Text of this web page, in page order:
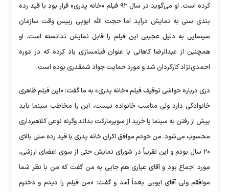
کرده است. او می‌گوید در سال ۹۲ فیلم «خانه پدری» قرار بود با قید رده
بندی سنی به نمایش درآید اما حجت الله ایوبی رییس وقت سازمان
سینمایی به دلیل عجیبی این فیلم را قابل نمایش ندانسته است. او
همچنین از عبدالرضا کاهانی با عنوان فیلمسازی یاد کرده که در دوره
احمدی‌نژاد کارگردان شد و مورد حمایت جواد شمقدری بوده است.
دری درباره حواشی توقیف فیلم «خانه پدری» به ما گفت: «این فیلم ظاهری
خانوادگی دارد ولی مناسب خانواده نیست، این را مخاطب سینما باید
پیش از رفتن به سینما یا خرید از سوپرمارکت بداند وگرنه نوعی کلاهبرداری
محسوب می‌شود. من خودم موافق اکران خانه پدری با قید رده سنی بالای
۲۰ سال بودم و این تقریباً در شورای نمایش حتی از سوی اعضای ارزشی،
مورد اجماع بود و آقای عیاری هم جایی به من گفت که من با نظر شما
موافقم ولی آقای ایوبی بعداً آمد و گفت: «من فیلم را دیدم و دخترم